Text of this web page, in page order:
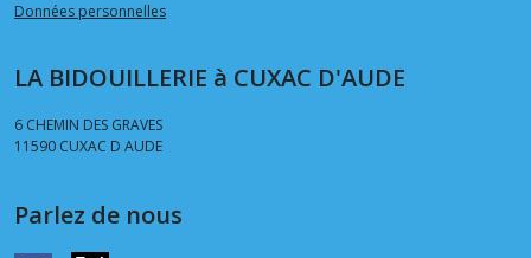
Données personnelles
LA BIDOUILLERIE à CUXAC D'AUDE
6 CHEMIN DES GRAVES
11590 CUXAC D AUDE
Parlez de nous